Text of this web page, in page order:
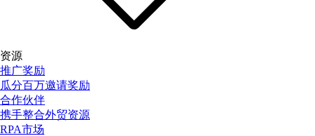
资源
推广奖励
瓜分百万邀请奖励
合作伙伴
携手整合外贸资源
RPA市场